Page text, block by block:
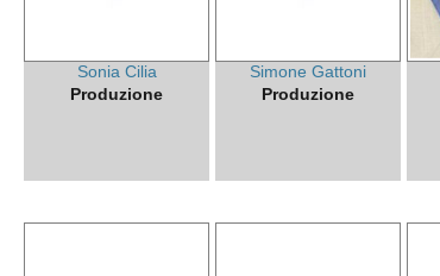
Sonia Cilia
Produzione
Simone Gattoni
Produzione